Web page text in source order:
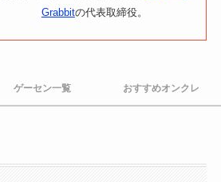
Grabbitの代表取締役。
ゲーセン一覧 おすすめオンクレ